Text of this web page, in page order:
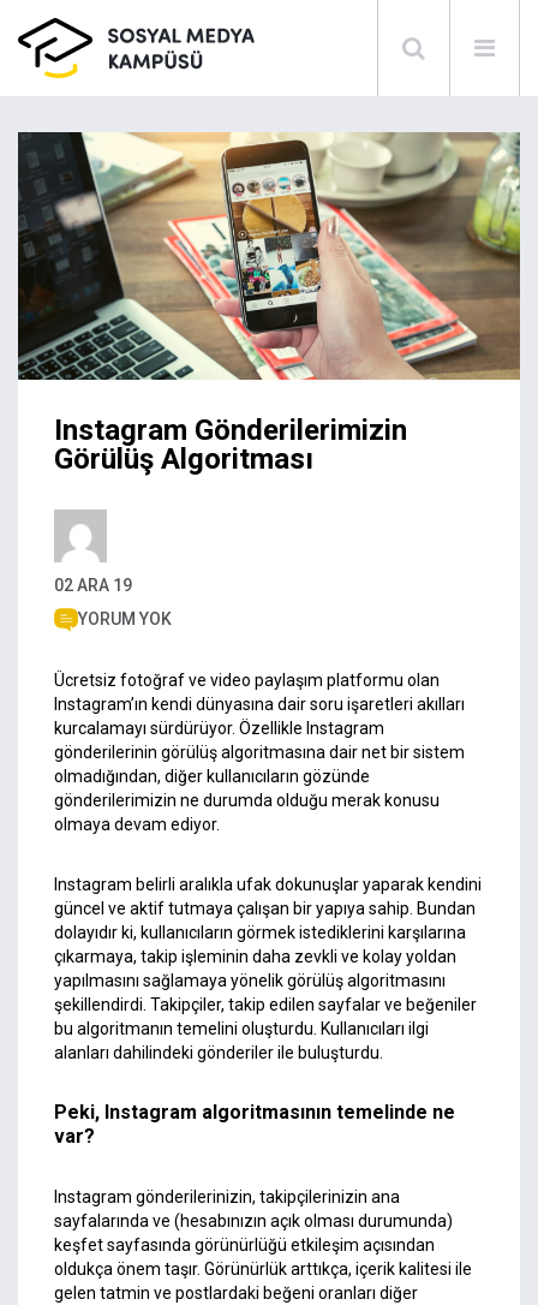
Instagram Gönderilerimizin
Görülüş Algoritması
02 ARA 19
YORUM YOK
Ücretsiz fotoğraf ve video paylaşım platformu olan
Instagram’ın kendi dünyasına dair soru işaretleri akılları
kurcalamayı sürdürüyor. Özellikle Instagram
gönderilerinin görülüş algoritmasına dair net bir sistem
olmadığından, diğer kullanıcıların gözünde
gönderilerimizin ne durumda olduğu merak konusu
olmaya devam ediyor.
Instagram belirli aralıkla ufak dokunuşlar yaparak kendini
güncel ve aktif tutmaya çalışan bir yapıya sahip. Bundan
dolayıdır ki, kullanıcıların görmek istediklerini karşılarına
çıkarmaya, takip işleminin daha zevkli ve kolay yoldan
yapılmasını sağlamaya yönelik görülüş algoritmasını
şekillendirdi. Takipçiler, takip edilen sayfalar ve beğeniler
bu algoritmanın temelini oluşturdu. Kullanıcıları ilgi
alanları dahilindeki gönderiler ile buluşturdu.
Peki, Instagram algoritmasının temelinde ne
var?
Instagram gönderilerinizin, takipçilerinizin ana
sayfalarında ve (hesabınızın açık olması durumunda)
keşfet sayfasında görünürlüğü etkileşim açısından
oldukça önem taşır. Görünürlük arttıkça, içerik kalitesi ile
gelen tatmin ve postlardaki beğeni oranları diğer